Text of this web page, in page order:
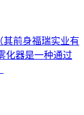
其前身福瑞实业有
化器是一种通过